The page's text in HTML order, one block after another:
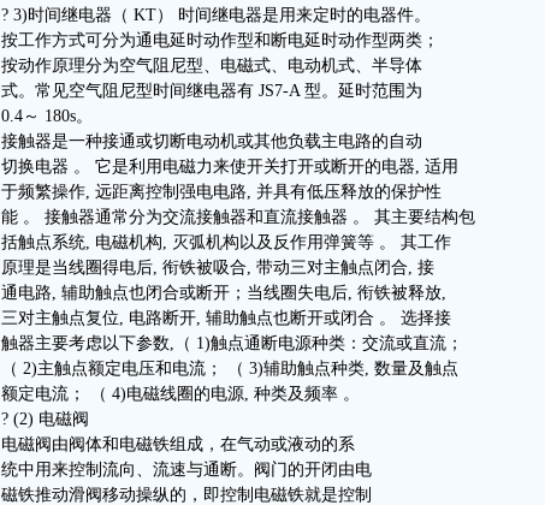
? 3)时间继电器（ KT） 时间继电器是用来定时的电器件。
按工作方式可分为通电延时动作型和断电延时动作型两类；
按动作原理分为空气阻尼型、电磁式、电动机式、半导体
式。常见空气阻尼型时间继电器有 JS7-A 型。延时范围为
0.4～ 180s。
接触器是一种接通或切断电动机或其他负载主电路的自动
切换电器 。 它是利用电磁力来使开关打开或断开的电器, 适用
于频繁操作, 远距离控制强电电路, 并具有低压释放的保护性
能 。 接触器通常分为交流接触器和直流接触器 。 其主要结构包
括触点系统, 电磁机构, 灭弧机构以及反作用弹簧等 。 其工作
原理是当线圈得电后, 衔铁被吸合, 带动三对主触点闭合, 接
通电路, 辅助触点也闭合或断开；当线圈失电后, 衔铁被释放,
三对主触点复位, 电路断开, 辅助触点也断开或闭合 。 选择接
触器主要考虑以下参数,（ 1)触点通断电源种类：交流或直流；
（ 2)主触点额定电压和电流； （ 3)辅助触点种类, 数量及触点
额定电流； （ 4)电磁线圈的电源, 种类及频率 。
? (2) 电磁阀
电磁阀由阀体和电磁铁组成，在气动或液动的系
统中用来控制流向、流速与通断。阀门的开闭由电
磁铁推动滑阀移动操纵的，即控制电磁铁就是控制